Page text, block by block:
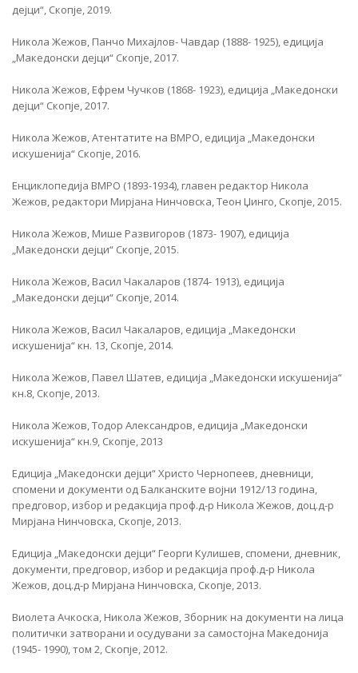
дејци“, Скопје, 2019.
Никола Жежов, Панчо Михајлов- Чавдар (1888- 1925), едиција
„Македонски дејци“ Скопје, 2017.
Никола Жежов, Ефрем Чучков (1868- 1923), едиција „Македонски
дејци“ Скопје, 2017.
Никола Жежов, Атентатите на ВМРО, едиција „Македонски
искушенија“ Скопје, 2016.
Енциклопедија ВМРО (1893-1934), главен редактор Никола
Жежов, редактори Мирјана Нинчовска, Теон Џинго, Скопје, 2015.
Никола Жежов, Мише Развигоров (1873- 1907), едиција
„Македонски дејци“ Скопје, 2015.
Никола Жежов, Васил Чакаларов (1874- 1913), едиција
„Македонски дејци“ Скопје, 2014.
Никола Жежов, Васил Чакаларов, едиција „Македонски
искушенија“ кн. 13, Скопје, 2014.
Никола Жежов, Павел Шатев, едиција „Македонски искушенија“
кн.8, Скопје, 2013.
Никола Жежов, Тодор Александров, едиција „Македонски
искушенија“ кн.9, Скопје, 2013
Едиција „Македонски дејци“ Христо Чернопеев, дневници,
спомени и документи од Балканските војни 1912/13 година,
предговор, избор и редакција проф.д-р Никола Жежов, доц.д-р
Мирјана Нинчовска, Скопје, 2013.
Едиција „Македонски дејци“ Георги Кулишев, спомени, дневник,
документи, предговор, избор и редакција проф.д-р Никола
Жежов, доц.д-р Мирјана Нинчовска, Скопје, 2013.
Виолета Ачкоска, Никола Жежов, Зборник на документи на лица
политички затворани и осудувани за самостојна Македонија
(1945- 1990), том 2, Скопје, 2012.